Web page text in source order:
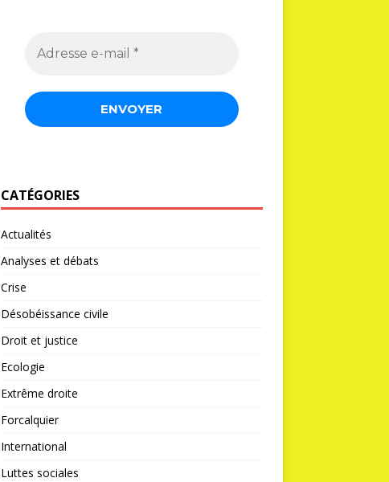
CATÉGORIES
Actualités
Analyses et débats
Crise
Désobéissance civile
Droit et justice
Ecologie
Extrême droite
Forcalquier
International
Luttes sociales